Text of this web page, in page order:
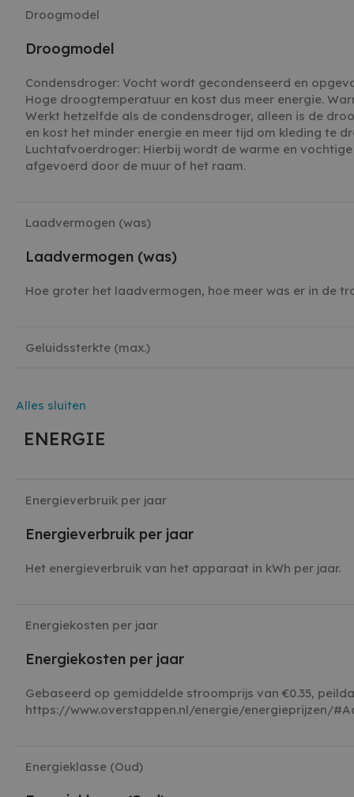
Droogmodel
Droogmodel
Condensdroger: Vocht wordt gecondenseerd en
Hoge droogtemperatuur en kost dus meer energie.
Werkt hetzelfde als de condensdroger, alleen is de
en kost het minder energie en meer tijd om kleding te
Luchtafvoerdroger: Hierbij wordt de warme en
afgevoerd door de muur of het raam.
Laadvermogen (was)
Laadvermogen (was)
Hoe groter het laadvermogen, hoe meer was er in de
Geluidssterkte (max.)
Alles sluiten
ENERGIE
Energieverbruik per jaar
Energieverbruik per jaar
Het energieverbruik van het apparaat in kWh per jaar.
Energiekosten per jaar
Energiekosten per jaar
Gebaseerd op gemiddelde stroomprijs van €0.35,
https://www.overstappen.nl/energie/energieprijzen/
Energieklasse (Oud)